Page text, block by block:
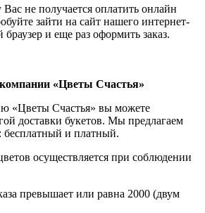
не получается оплатить онлайн
зайти на сайт нашего интернет-
браузер и еще раз оформить заказ.
«Цветы Счастья»
«Цветы Счастья» вы можете
доставки букетов. Мы предлагаем
бесплатный и платный.
осуществляется при соблюдении
превышает или равна 2000 (двум